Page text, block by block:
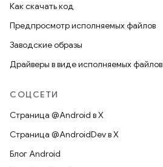
Как скачать код
Предпросмотр исполняемых файлов
Заводские образы
Драйверы в виде исполняемых файлов
СОЦСЕТИ
Страница @Android в X
Страница @AndroidDev в X
Блог Android